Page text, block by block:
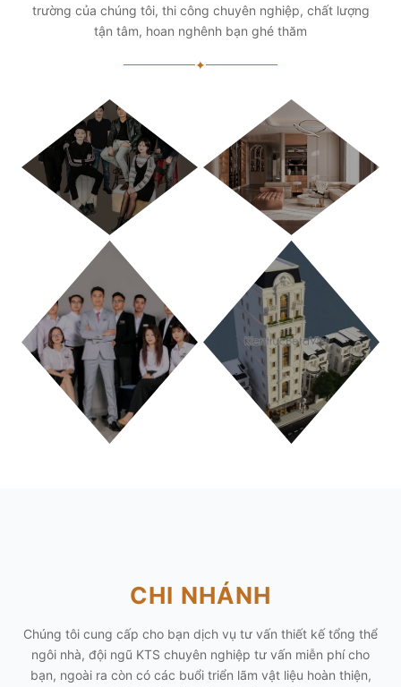
trường của chúng tôi, thi công chuyên nghiệp, chất lượng
tận tâm, hoan nghênh bạn ghé thăm
✦
TP. HỒ CHÍ MINH
CHI NHÁNH
Chúng tôi cung cấp cho bạn dịch vụ tư vấn thiết kế tổng thể
ngôi nhà, đội ngũ KTS chuyên nghiệp tư vấn miễn phí cho
bạn, ngoài ra còn có các buổi triển lãm vật liệu hoàn thiện,